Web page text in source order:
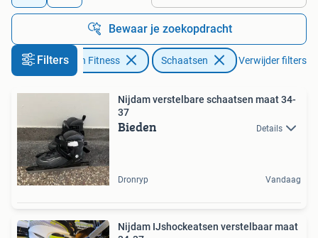
Bewaar je zoekopdracht
Filters
Sport en Fitness Schaatsen Verwijder filters
Nijdam verstelbare schaatsen maat 34-
37
Bieden Details
Dronryp Vandaag
Nijdam IJshockeatsen verstelbaar maat